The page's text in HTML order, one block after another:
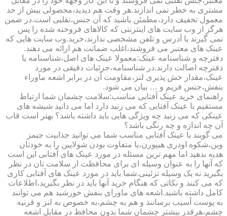
مشتری به خطر نمی اندازند.هر وقت هم دیدید،محصولی بیش از حد
معمول تخفیف دارد،مطمئن باشید که آن جنس،تقلبی است.در ضمن
هرگز از وب سایت های اینترنتی که کالاهای فروخته شده را پس
نمی گیرند یا آدرس و تلفن مشخصی ندارند،خرید.وب سایت هایی که
عینک های معتبر می فروشند،اغلب ضمانت هم ارائه می دهند.
دفترچه و شناسنامه عینک:معمولا عینک های اصل،شناسنامه یا
دفترچه اصالت دارند.در شناسنامه،جزئیات دقیقی در مورد
عینک،مقدار خش پذیری لنز،مقاومت آن در برابر اشعه ماوراء
بنفش،جنس فریم و … بیان می شود.
راهنمای خرید عینک آفتابی مناسب:سلامت چشمان شما ارتباط
مستقیم با عینک آفتابی که می زنید دارد اما می دانید شیشه های
عینکی که می زنید چه ویژگی هایی باید داشته باشد؟ بهتر است قاب
آن چه اندازه و چه رنگی باشد؟
می گویند با عینک آفتابی مناسب شما می توانید جذابیت جیمز
وین،شکوه اودری هیپورن،یا متفاوت بودن شولاپین را به خودتان
هدیه بدهید اما مهم ترین مسئله در مورد عینک های آفتابی این است
که آنها را به عنوان وسیله ای برای محافظت از سلامت تان در نظر
بگیرید نه یک وسیله تزئینی.شما باید در مورد عینک های آفتابی کاری
که می کنند و نکاتی که هنگام خرید آنها باید در نظر بگیرید،اطلاعات
کامل داشته باشید.اشعه های ماورای بنفش خورشید هم می توانند
به پوست آسیب برسانند و هم به چشم،به خصوص به لنز و قرنیه
چشم،هرقدر بیشتر چشمان شما بدون محافظ در مقابل اشعه